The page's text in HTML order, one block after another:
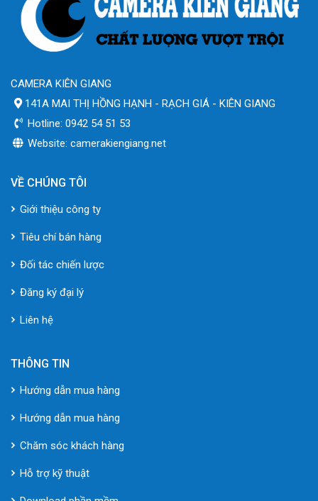
CAMERA KIÊN GIANG
141A MAI THỊ HỒNG HẠNH - RẠCH GIÁ - KIÊN GIANG
Hotline: 0942 54 51 53
Website: camerakiengiang.net
VỀ CHÚNG TÔI
Giới thiệu công ty
Tiêu chí bán hàng
Đối tác chiến lược
Đăng ký đại lý
Liên hệ
THÔNG TIN
Hướng dẫn mua hàng
Hướng dẫn mua hàng
Chăm sóc khách hàng
Hỗ trợ kỹ thuật